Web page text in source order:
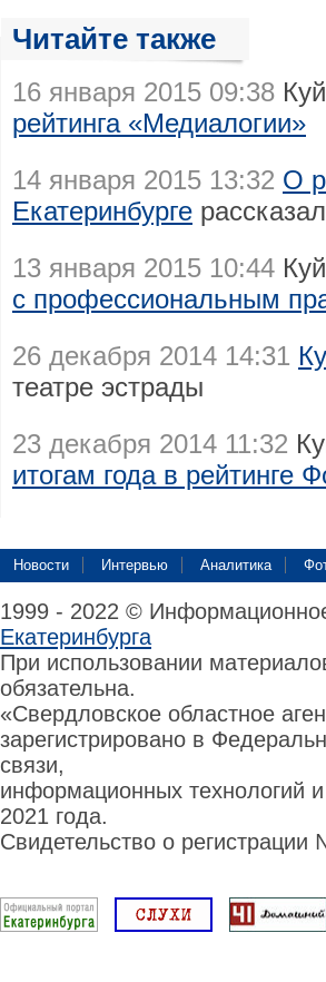
Читайте также
16 января 2015 09:38
рейтинга «Медиалогии»
14 января 2015 13:32 О
Екатеринбурге
13 января 2015 10:44
с профессиональным
26 декабря 2014 14:31
театре эстрады
23 декабря 2014 11:32
итогам года в рейтинге
Новости Интервью Аналитика
1999 - 2022 ©
Екатеринбурга
При использовании
обязательна.
«Свердловское областное
зарегистрировано в
связи,
информационных технологий
2021 года.
Свидетельство о